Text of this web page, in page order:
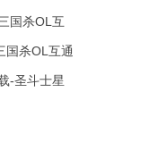
国杀OL互
下载
国杀OL互通
-圣斗士星